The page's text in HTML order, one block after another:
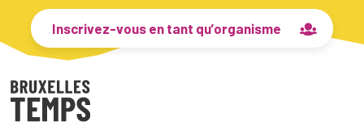
Inscrivez-vous en tant qu’organisme